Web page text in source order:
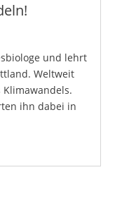
und lehrt
Weltweit
ihn dabei in